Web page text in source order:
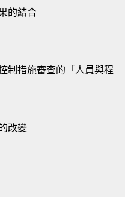
的結合
制措施審查的「人員與程
改變